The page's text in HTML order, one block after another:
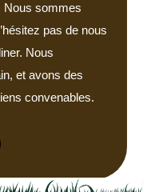
Nous sommes
pas de nous
Nous
et avons des
convenables.